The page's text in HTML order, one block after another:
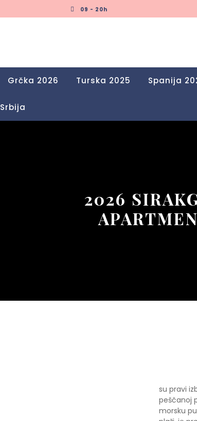
09 - 20h
Grčka 2026 Turska 2025 Spanija
Srbija
2026
su pravi
peščanoj
morsku